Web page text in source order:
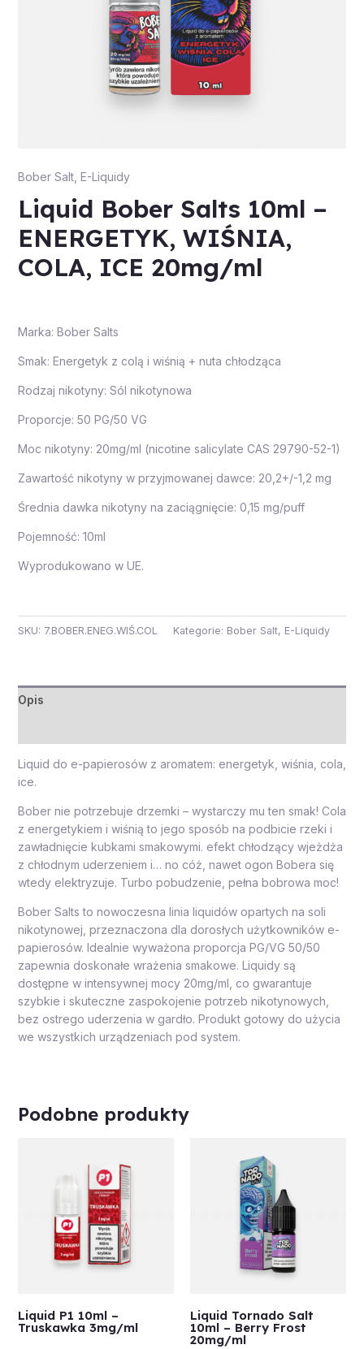
Bober Salt, E-Liquidy
Liquid Bober Salts 10ml –
ENERGETYK, WIŚNIA,
COLA, ICE 20mg/ml
Marka: Bober Salts
Smak: Energetyk z colą i wiśnią + nuta chłodząca
Rodzaj nikotyny: Sól nikotynowa
Proporcje: 50 PG/50 VG
Moc nikotyny: 20mg/ml (nicotine salicylate CAS 29790-52-1)
Zawartość nikotyny w przyjmowanej dawce: 20,2+/-1,2 mg
Średnia dawka nikotyny na zaciągnięcie: 0,15 mg/puff
Pojemność: 10ml
Wyprodukowano w UE.
SKU: 7.BOBER.ENEG.WIŚ.COL Kategorie: Bober Salt, E-Liquidy
Opis
Liquid do e-papierosów z aromatem: energetyk, wiśnia, cola,
ice.
Bober nie potrzebuje drzemki – wystarczy mu ten smak! Cola
z energetykiem i wiśnią to jego sposób na podbicie rzeki i
zawładnięcie kubkami smakowymi. efekt chłodzący wjeżdża
z chłodnym uderzeniem i… no cóż, nawet ogon Bobera się
wtedy elektryzuje. Turbo pobudzenie, pełna bobrowa moc!
Bober Salts to nowoczesna linia liquidów opartych na soli
nikotynowej, przeznaczona dla dorosłych użytkowników e-
papierosów. Idealnie wyważona proporcja PG/VG 50/50
zapewnia doskonałe wrażenia smakowe. Liquidy są
dostępne w intensywnej mocy 20mg/ml, co gwarantuje
szybkie i skuteczne zaspokojenie potrzeb nikotynowych,
bez ostrego uderzenia w gardło. Produkt gotowy do użycia
we wszystkich urządzeniach pod system.
Podobne produkty
Liquid P1 10ml –
Truskawka 3mg/ml
Liquid Tornado Salt
10ml – Berry Frost
20mg/ml